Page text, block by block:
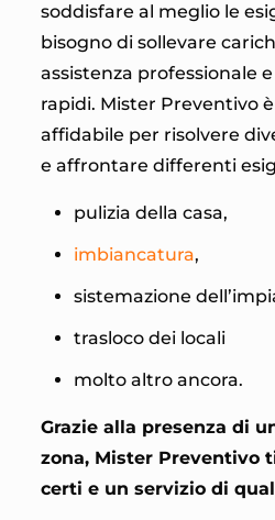
soddisfare al meglio le
bisogno di sollevare
assistenza professionale
rapidi. Mister Preventivo
affidabile per risolvere
e affrontare differenti
pulizia della casa,
imbiancatura,
sistemazione
trasloco dei locali
molto altro ancora.
Grazie alla presenza di
zona, Mister Preventivo
certi e un servizio di